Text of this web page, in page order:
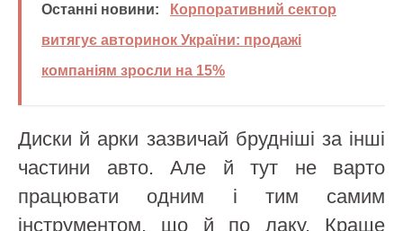
Останні новини:
Корпоративний сектор
витягує авторинок України: продажі
компаніям зросли на 15%
Диски й арки зазвичай брудніші за інші
частини авто. Але й тут не варто
працювати одним і тим самим
інструментом, що й по лаку. Краще